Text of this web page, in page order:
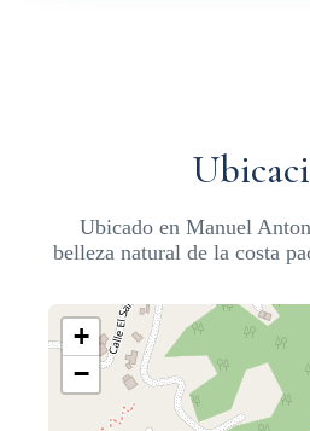
Ubicado en Manuel
belleza natural de la costa
+
−